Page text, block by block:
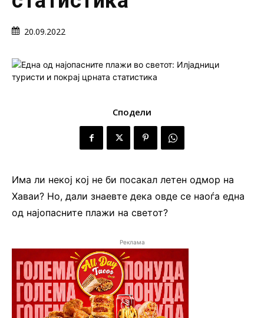
20.09.2022
Сподели
Има ли некој кој не би посакал летен одмор на
Хаваи? Но, дали знаевте дека овде се наоѓа една
од најопасните плажи на светот?
Реклама